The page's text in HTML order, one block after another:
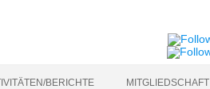
BERICHTE MITGLIEDSCHAFT